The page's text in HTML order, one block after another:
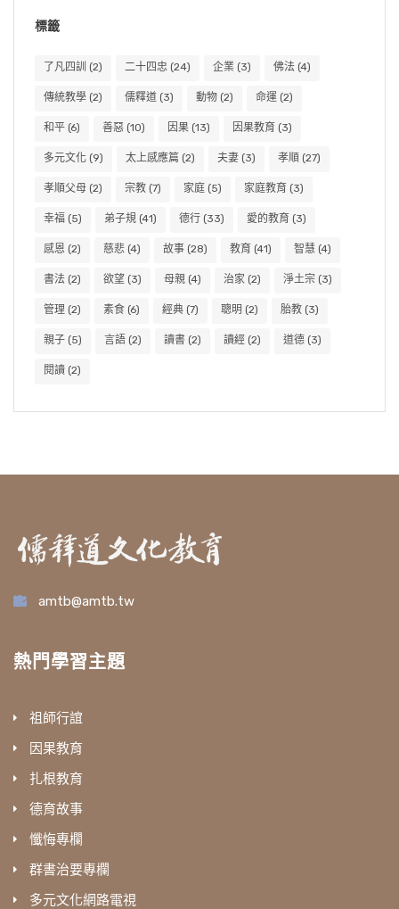
標籤
了凡四訓 (2) 二十四忠 (24) 企業 (3) 佛法 (4)
傳統教學 (2) 儒釋道 (3) 動物 (2) 命運 (2)
和平 (6) 善惡 (10) 因果 (13) 因果教育 (3)
多元文化 (9) 太上感應篇 (2) 夫妻 (3) 孝順 (27)
孝順父母 (2) 宗教 (7) 家庭 (5) 家庭教育 (3)
幸福 (5) 弟子規 (41) 德行 (33) 愛的教育 (3)
感恩 (2) 慈悲 (4) 故事 (28) 教育 (41) 智慧 (4)
書法 (2) 欲望 (3) 母親 (4) 治家 (2) 淨土宗 (3)
管理 (2) 素食 (6) 經典 (7) 聰明 (2) 胎教 (3)
親子 (5) 言語 (2) 讀書 (2) 讀經 (2) 道德 (3)
閱讀 (2)
amtb@amtb.tw
熱門學習主題
祖師行誼
因果教育
扎根教育
德育故事
懺悔專欄
群書治要專欄
多元文化網路電視